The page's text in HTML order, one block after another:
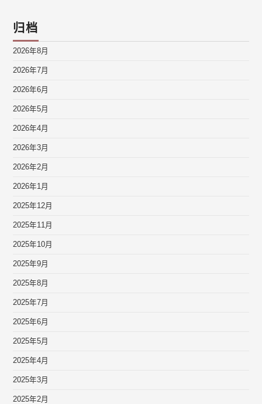
归档
2026年8月
2026年7月
2026年6月
2026年5月
2026年4月
2026年3月
2026年2月
2026年1月
2025年12月
2025年11月
2025年10月
2025年9月
2025年8月
2025年7月
2025年6月
2025年5月
2025年4月
2025年3月
2025年2月